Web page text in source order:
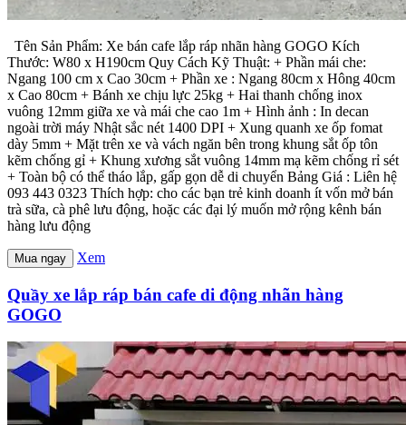
Tên Sản Phẩm: Xe bán cafe lắp ráp nhãn hàng GOGO Kích
Thước: W80 x H190cm Quy Cách Kỹ Thuật: + Phần mái che:
Ngang 100 cm x Cao 30cm + Phần xe : Ngang 80cm x Hông 40cm
x Cao 80cm + Bánh xe chịu lực 25kg + Hai thanh chống inox
vuông 12mm giữa xe và mái che cao 1m + Hình ảnh : In decan
ngoài trời máy Nhật sắc nét 1400 DPI + Xung quanh xe ốp fomat
dày 5mm + Mặt trên xe và vách ngăn bên trong khung sắt ốp tôn
kẽm chống gỉ + Khung xương sắt vuông 14mm mạ kẽm chống rỉ sét
+ Toàn bộ có thể tháo lắp, gấp gọn dễ di chuyển Bảng Giá : Liên hệ
093 443 0323 Thích hợp: cho các bạn trẻ kinh doanh ít vốn mở bán
trà sữa, cà phê lưu động, hoặc các đại lý muốn mở rộng kênh bán
hàng lưu động
Mua ngay Xem
Quầy xe lắp ráp bán cafe di động nhãn hàng
GOGO